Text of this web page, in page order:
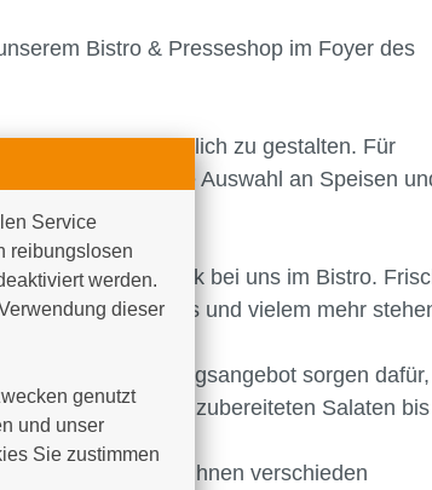
Bistro & Presseshop im Foyer des
wie möglich zu gestalten. Für
wir eine vielfältige Auswahl an Speisen
Frühstück bei uns im Bistro.
an Sandwiches und vielem mehr
wechselndes Mittagsangebot sorgen dafür,
Von frisch zubereiteten Salaten
Wir servieren Ihnen verschieden
Service
reibungslosen
werden.
dieser
genutzt
und unser
Sie zustimmen